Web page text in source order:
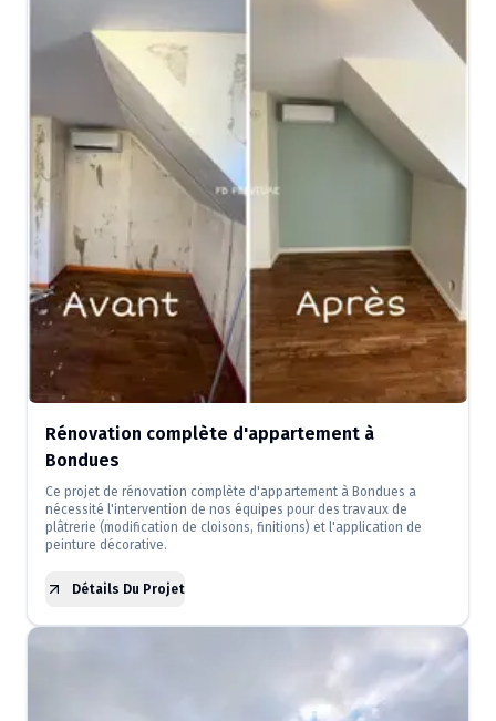
Rénovation complète d'appartement à
Bondues
Ce projet de rénovation complète d'appartement à Bondues a
nécessité l'intervention de nos équipes pour des travaux de
plâtrerie (modification de cloisons, finitions) et l'application de
peinture décorative.
Détails Du Projet